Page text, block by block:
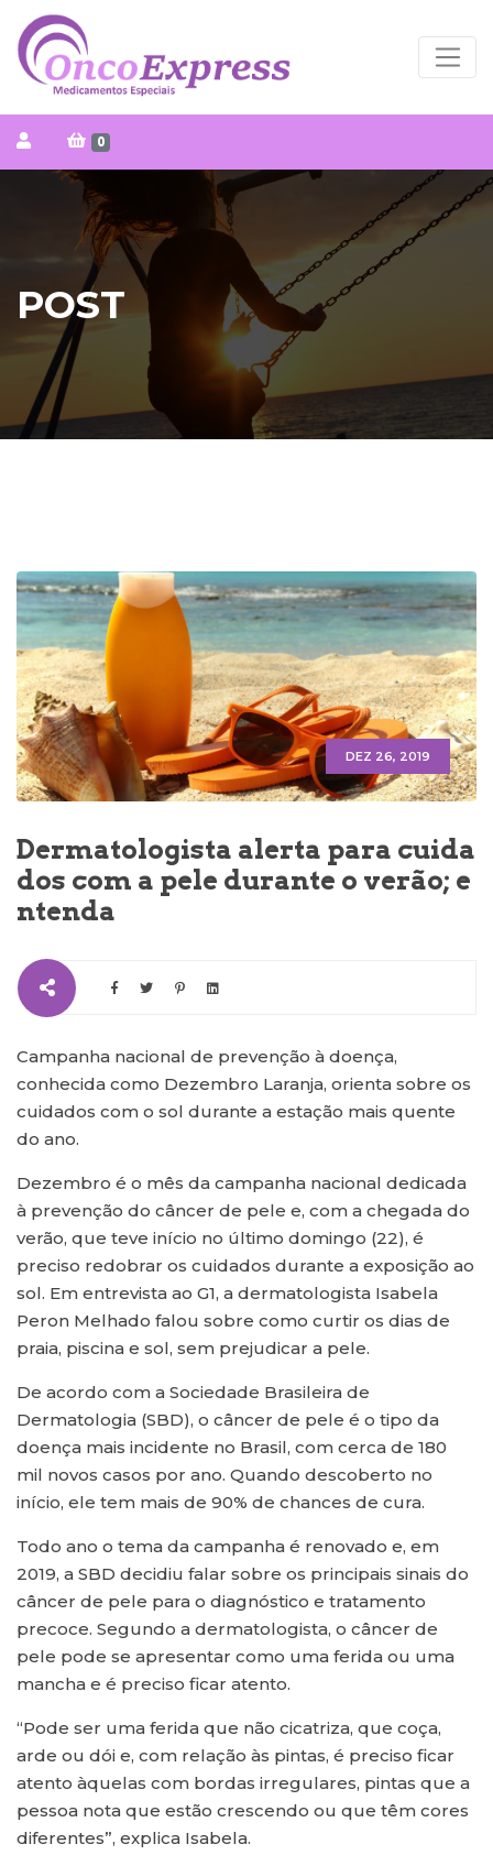
0
POST
DEZ 26, 2019
Dermatologista alerta para cuida
dos com a pele durante o verão; e
ntenda
Campanha nacional de prevenção à doença,
conhecida como Dezembro Laranja, orienta sobre os
cuidados com o sol durante a estação mais quente
do ano.
Dezembro é o mês da campanha nacional dedicada
à prevenção do câncer de pele e, com a chegada do
verão, que teve início no último domingo (22), é
preciso redobrar os cuidados durante a exposição ao
sol. Em entrevista ao G1, a dermatologista Isabela
Peron Melhado falou sobre como curtir os dias de
praia, piscina e sol, sem prejudicar a pele.
De acordo com a Sociedade Brasileira de
Dermatologia (SBD), o câncer de pele é o tipo da
doença mais incidente no Brasil, com cerca de 180
mil novos casos por ano. Quando descoberto no
início, ele tem mais de 90% de chances de cura.
Todo ano o tema da campanha é renovado e, em
2019, a SBD decidiu falar sobre os principais sinais do
câncer de pele para o diagnóstico e tratamento
precoce. Segundo a dermatologista, o câncer de
pele pode se apresentar como uma ferida ou uma
mancha e é preciso ficar atento.
“Pode ser uma ferida que não cicatriza, que coça,
arde ou dói e, com relação às pintas, é preciso ficar
atento àquelas com bordas irregulares, pintas que a
pessoa nota que estão crescendo ou que têm cores
diferentes”, explica Isabela.